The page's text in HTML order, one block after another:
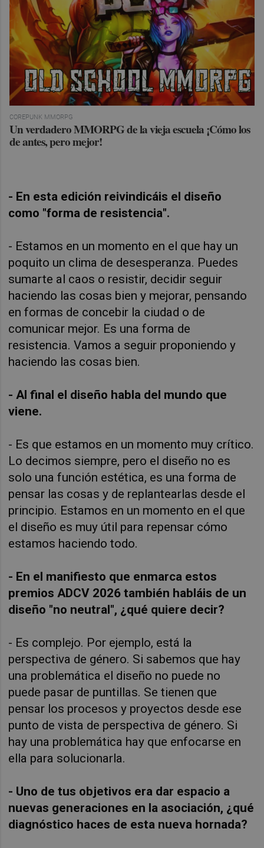
COREPUNK MMORPG
Un verdadero MMORPG de la vieja escuela ¡Cómo los
de antes, pero mejor!
- En esta edición reivindicáis el diseño
como "forma de resistencia".
- Estamos en un momento en el que hay un
poquito un clima de desesperanza. Puedes
sumarte al caos o resistir, decidir seguir
haciendo las cosas bien y mejorar, pensando
en formas de concebir la ciudad o de
comunicar mejor. Es una forma de
resistencia. Vamos a seguir proponiendo y
haciendo las cosas bien.
- Al final el diseño habla del mundo que
viene.
- Es que estamos en un momento muy crítico.
Lo decimos siempre, pero el diseño no es
solo una función estética, es una forma de
pensar las cosas y de replantearlas desde el
principio. Estamos en un momento en el que
el diseño es muy útil para repensar cómo
estamos haciendo todo.
- En el manifiesto que enmarca estos
premios ADCV 2026 también habláis de un
diseño "no neutral", ¿qué quiere decir?
- Es complejo. Por ejemplo, está la
perspectiva de género. Si sabemos que hay
una problemática el diseño no puede no
puede pasar de puntillas. Se tienen que
pensar los procesos y proyectos desde ese
punto de vista de perspectiva de género. Si
hay una problemática hay que enfocarse en
ella para solucionarla.
- Uno de tus objetivos era dar espacio a
nuevas generaciones en la asociación, ¿qué
diagnóstico haces de esta nueva hornada?